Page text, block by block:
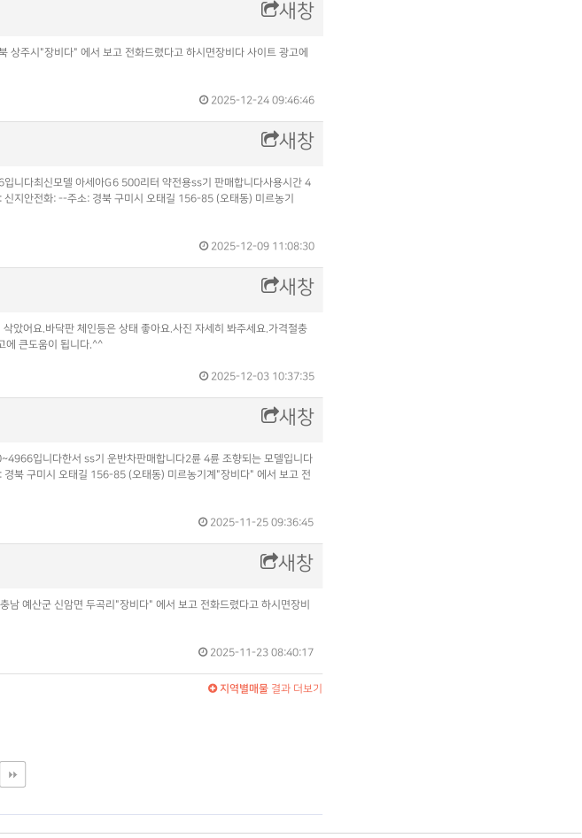
새창
주시"장비다" 에서 보고 전화드렸다고 하시면장비다 사이트 광고에
2025-12-24 09:46:46
새창
니다최신모델 아세아G6 500리터 약전용ss기 판매합니다사용시간 4
지안전화: --주소: 경북 구미시 오태길 156-85 (오태동) 미르농기
2025-12-09 11:08:30
새창
았어요.바닥판 체인등은 상태 좋아요.사진 자세히 봐주세요.가격절충
에 큰도움이 됩니다.^^
2025-12-03 10:37:35
새창
입니다한서 ss기 운반차판매합니다2륜 4륜 조향되는 모델입니다
북 구미시 오태길 156-85 (오태동) 미르농기계"장비다" 에서 보고 전
2025-11-25 09:36:45
새창
예산군 신암면 두곡리"장비다" 에서 보고 전화드렸다고 하시면장비
2025-11-23 08:40:17
지역별매물 결과 더보기